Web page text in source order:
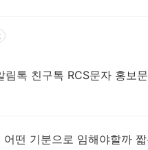
톡 친구톡 RCS문자 홍보
떤 기분으로 임해야할까